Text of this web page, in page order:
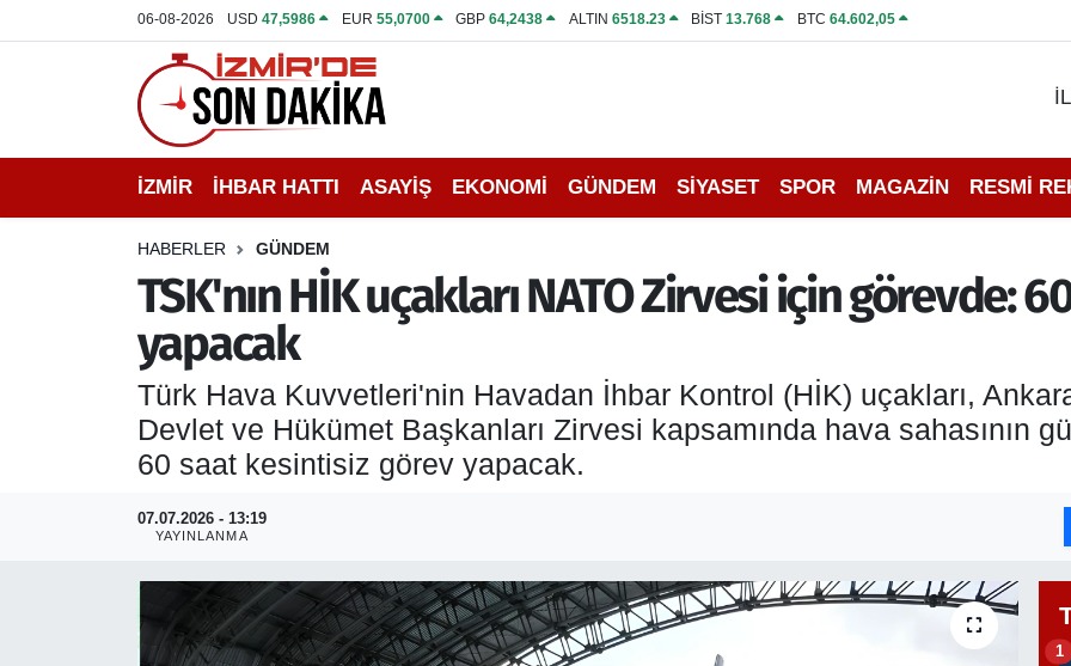
06-08-2026 USD47,5986 EUR 55,0700 GBP64,2438 ALTIN 6518.23 BİST13.768 BTC 64.602,05
İZMİR İHBAR HATTI ASAYİŞ EKONOMİ GÜNDEM SİYASET SPOR MAGAZİN RESMİ
HABERLER GÜNDEM
TSK'nın HİK uçakları NATO Zirvesi için görevde:
yapacak
Türk Hava Kuvvetleri'nin Havadan İhbar Kontrol (HİK) uçakları,
Devlet ve Hükümet Başkanları Zirvesi kapsamında hava sahasının
60 saat kesintisiz görev yapacak.
07.07.2026 - 13:19
YAYINLANMA
1
İHBAR HATTI
DEPREM
GENEL
EKONOMİ
SİYASET
ASAYİŞ
RESMİ REKLAM
İzmir Nöbetçi Eczaneler
İzmir Hava Durumu
İzmir Namaz Vakitleri
İzmir Trafik Yoğunluk Haritası
Puan Durumu ve Fikstür
Tüm Manşetler
Son Dakika Haberleri
Haber Arşivi